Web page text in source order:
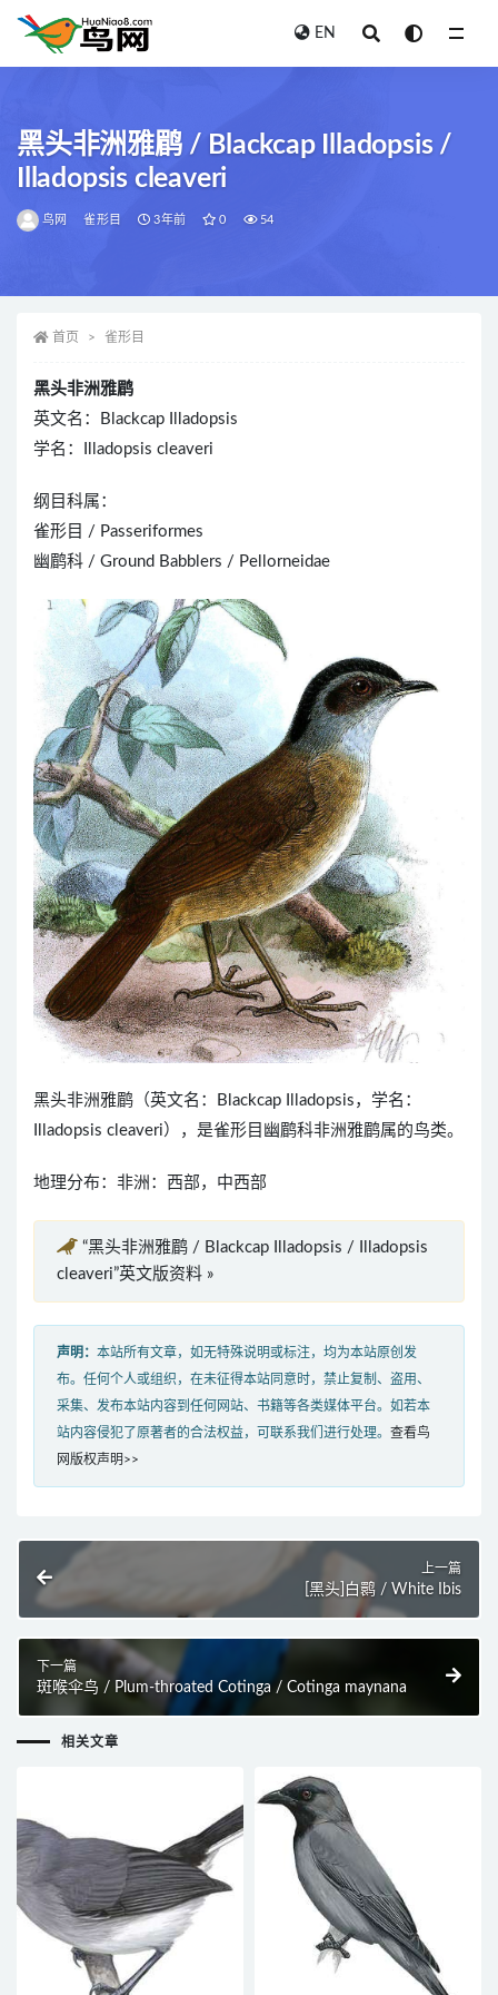
EN
黑头非洲雅鹛 / Blackcap Illadopsis /
Illadopsis cleaveri
鸟网 雀形目 3年前 0 54
首页 雀形目
黑头非洲雅鹛
英文名：Blackcap Illadopsis
学名：Illadopsis cleaveri
纲目科属：
雀形目 / Passeriformes
幽鹛科 / Ground Babblers / Pellorneidae
黑头非洲雅鹛（英文名：Blackcap Illadopsis，学名：
Illadopsis cleaveri），是雀形目幽鹛科非洲雅鹛属的鸟类。
地理分布：非洲：西部，中西部
“黑头非洲雅鹛 / Blackcap Illadopsis / Illadopsis
cleaveri”英文版资料 »
声明： 本站所有文章，如无特殊说明或标注，均为本站原创发
布。任何个人或组织，在未征得本站同意时，禁止复制、盗用、
采集、发布本站内容到任何网站、书籍等各类媒体平台。如若本
站内容侵犯了原著者的合法权益，可联系我们进行处理。 查看鸟
网版权声明>>
上一篇
[黑头]白鹮 / White Ibis
下一篇
斑喉伞鸟 / Plum-throated Cotinga / Cotinga maynana
相关文章